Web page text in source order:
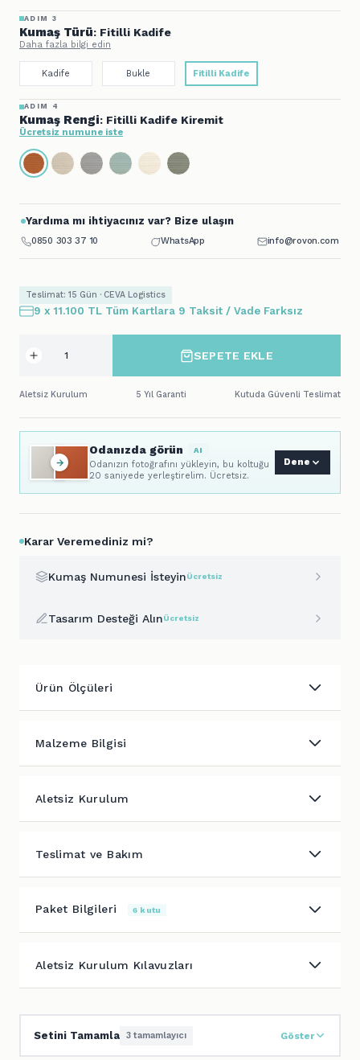
ADIM 3
Kumaş Türü: Fitilli Kadife
Daha fazla bilgi edin
Kadife Bukle Fitilli Kadife
ADIM 4
Kumaş Rengi: Fitilli Kadife Kiremit
Ücretsiz numune iste
Yardıma mı ihtiyacınız var? Bize ulaşın
0850 303 37 10 WhatsApp info@rovon.com
Teslimat: 15 Gün · CEVA Logistics
9 x 11.100 TL Tüm Kartlara 9 Taksit / Vade Farksız
SEPETE EKLE
Aletsiz Kurulum 5 Yıl Garanti Kutuda Güvenli Teslimat
Odanızda görün AI
Odanızın fotoğrafını yükleyin, bu koltuğu
20 saniyede yerleştirelim. Ücretsiz.
Dene
Karar Veremediniz mi?
Kumaş Numunesi İsteyinÜcretsiz
Tasarım Desteği AlınÜcretsiz
Ürün Ölçüleri
Malzeme Bilgisi
Aletsiz Kurulum
Teslimat ve Bakım
Paket Bilgileri 6 kutu
Aletsiz Kurulum Kılavuzları
Setini Tamamla 3 tamamlayıcı Göster